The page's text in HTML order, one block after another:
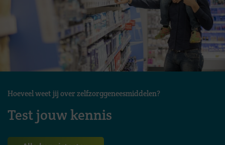
Hoeveel weet jij over zelfzorggeneesmiddelen?
Test jouw kennis